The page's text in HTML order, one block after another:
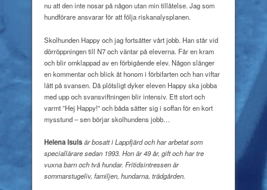
nu att den inte nosar på någon utan min tillåtelse. Jag som
hundförare ansvarar för att följa riskanalysplanen.
Skolhunden Happy och jag fortsätter vårt jobb. Han står vid
dörröppningen till N7 och väntar på eleverna. Får en kram
och blir omklappad av en förbigående elev. Någon slänger
en kommentar och blick åt honom i förbifarten och han viftar
lätt på svansen. Då plötsligt dyker eleven Happy ska jobba
med upp och svansviftningen blir intensiv. Ett stort och
varmt ”Hej Happy!” och båda sätter sig i soffan för en kort
mysstund – sen börjar skolhundens jobb…
Helena Isulsär bosatt i Lappfjärd och har arbetat som
speciallärare sedan 1993. Hon är 49 år, gift och har tre
vuxna barn och två hundar. Fritidsintressen är
sommarstugeliv, familjen, hundarna, trädgården.